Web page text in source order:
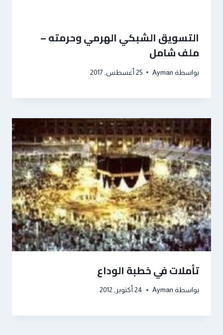
التسويق الشبكي الهرمي وحرمته –
ملف شامل
بواسطة Ayman 25 أغسطس, 2017
تأملات في خطبة الوداع
بواسطة Ayman 24 أكتوبر, 2012